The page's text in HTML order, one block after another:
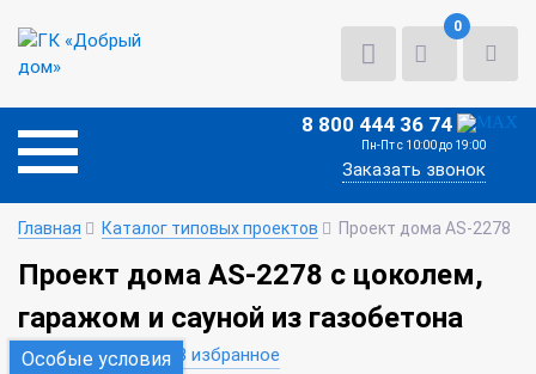
0
8 800 444 36 74
Пн-Пт с 10:00 до 19:00
Заказать звонок
Главная Каталог типовых проектов Проект дома AS-2278
Проект дома AS-2278 с цоколем,
гаражом и сауной из газобетона
В сравнение В избранное
Особые условия